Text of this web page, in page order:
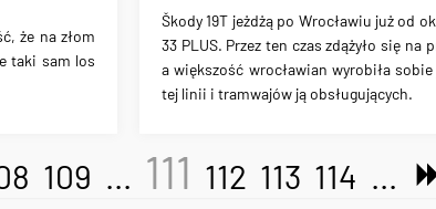
że na złom
taki sam los
Škody 19T jeżdżą po Wrocławiu już od
33 PLUS. Przez ten czas zdążyło się na
a większość wrocławian wyrobiła
tej linii i tramwajów ją obsługujących.
109 ... 111 112 113 114 ...